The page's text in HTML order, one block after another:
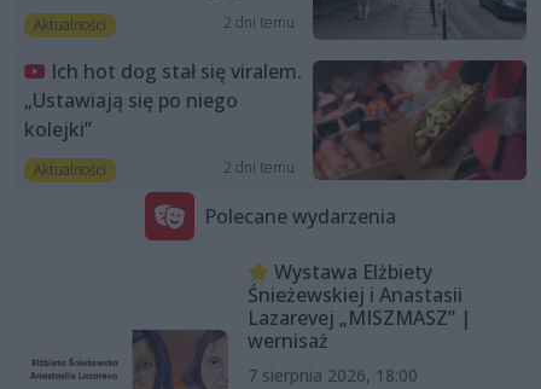
Aktualności 2 dni temu
Ich hot dog stał się viralem.
„Ustawiają się po niego
kolejki”
Aktualności 2 dni temu
Polecane wydarzenia
Wystawa Elżbiety
Śnieżewskiej i Anastasii
Lazarevej „MISZMASZ” |
wernisaż
7 sierpnia 2026, 18:00